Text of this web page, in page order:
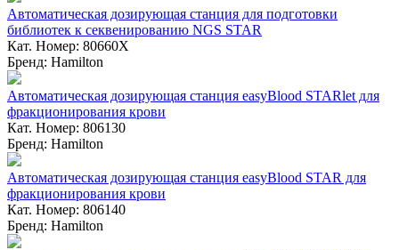
Автоматическая дозирующая станция для подготовки
библиотек к секвенированию NGS STAR
Кат. Номер: 80660X
Бренд: Hamilton
Автоматическая дозирующая станция easyBlood STARlet для
фракционирования крови
Кат. Номер: 806130
Бренд: Hamilton
Автоматическая дозирующая станция easyBlood STAR для
фракционирования крови
Кат. Номер: 806140
Бренд: Hamilton